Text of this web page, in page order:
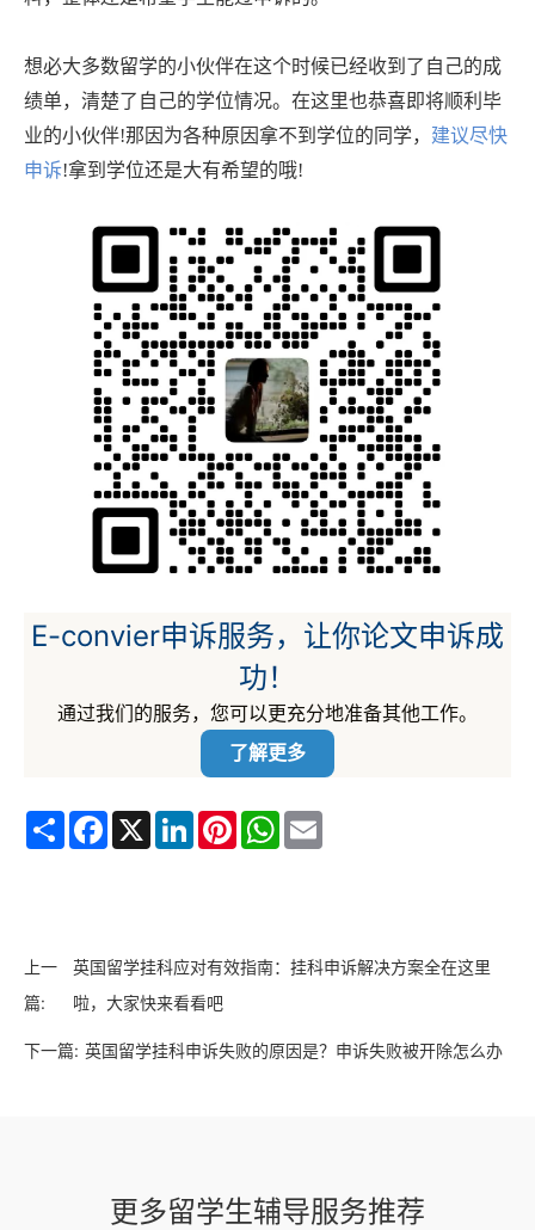
想必大多数留学的小伙伴在这个时候已经收到了自己的成
绩单，清楚了自己的学位情况。在这里也恭喜即将顺利毕
业的小伙伴!那因为各种原因拿不到学位的同学， 建议尽快
申诉!拿到学位还是大有希望的哦!
E-convier申诉服务，让你论文申诉成
功！
通过我们的服务，您可以更充分地准备其他工作。
了解更多
Share Facebook
X LinkedInPinterestWhatsApp
上一
篇:
英国留学挂科应对有效指南：挂科申诉解决方案全在这里
啦，大家快来看看吧
下一篇: 英国留学挂科申诉失败的原因是？申诉失败被开除怎么办
更多留学生辅导服务推荐